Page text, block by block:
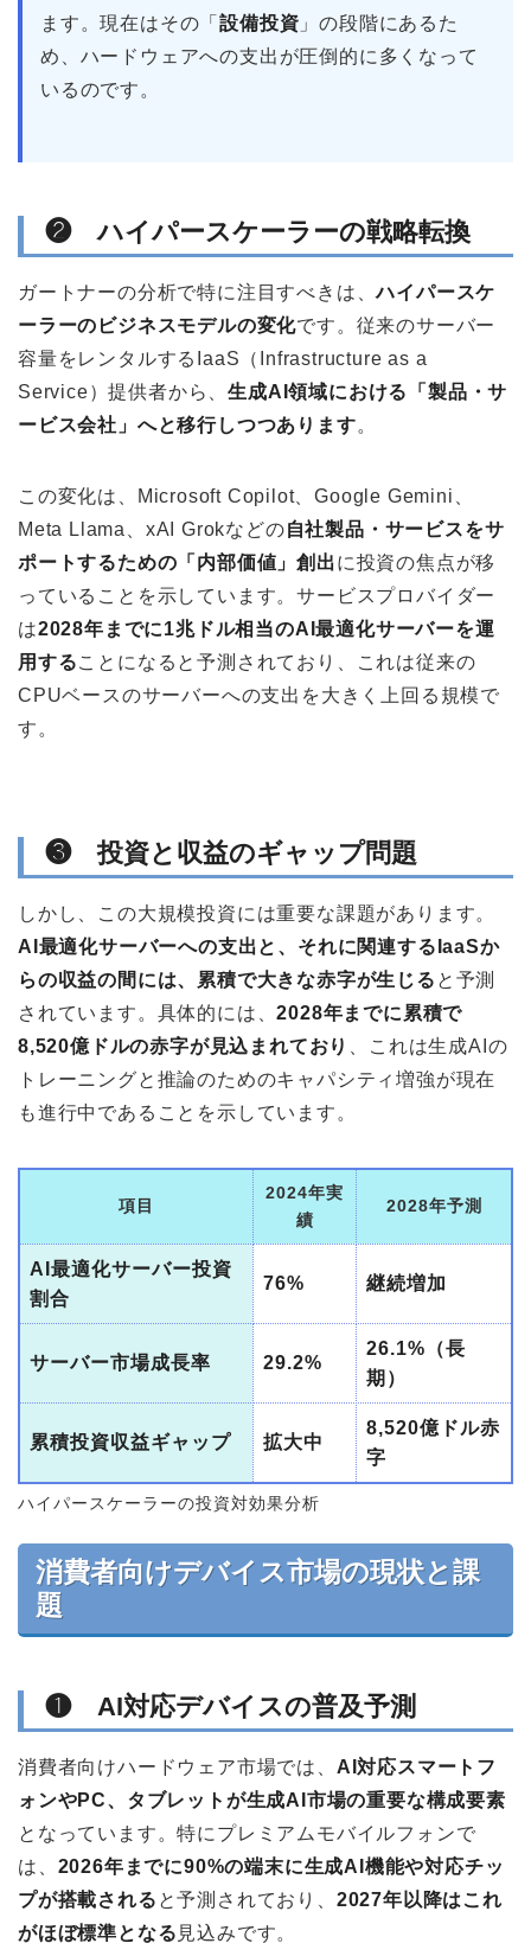
ます。現在はその「設備投資 」の段階にあるた
め、ハードウェアへの支出が圧倒的に多くなって
いるのです。
❷ ハイパースケーラーの戦略転換
ガートナーの分析で特に注目すべきは、ハイパースケ
ーラーのビジネスモデルの変化です。従来のサーバー
容量をレンタルするIaaS（Infrastructure as a
Service）提供者から、生成AI領域における「製品・サ
ービス会社」へと移行しつつあります。
この変化は、Microsoft Copilot、Google Gemini、
Meta Llama、xAI Grokなどの自社製品・サービスをサ
ポートするための「内部価値」創出に投資の焦点が移
っていることを示しています。サービスプロバイダー
は2028年までに1兆ドル相当のAI最適化サーバーを運
用することになると予測されており、これは従来の
CPUベースのサーバーへの支出を大きく上回る規模で
す。
❸ 投資と収益のギャップ問題
しかし、この大規模投資には重要な課題があります。
AI最適化サーバーへの支出と、それに関連するIaaSか
らの収益の間には、累積で大きな赤字が生じる と予測
されています。具体的には、2028年までに累積で
8,520億ドルの赤字が見込まれており
、これは生成AIの
トレーニングと推論のためのキャパシティ増強が現在
も進行中であることを示しています。
ハイパースケーラーの投資対効果分析
項目
2024年実
績
2028年予測
AI最適化サーバー投資
割合
76% 継続増加
サーバー市場成長率 29.2%
26.1%（長
期）
累積投資収益ギャップ 拡大中
8,520億ドル赤
字
消費者向けデバイス市場の現状と課
題
❶ AI対応デバイスの普及予測
消費者向けハードウェア市場では、 AI対応スマートフ
ォンやPC、タブレットが生成AI市場の重要な構成要素
となっています。特にプレミアムモバイルフォンで
は、 2026年までに90%の端末に生成AI機能や対応チッ
プが搭載される と予測されており、 2027年以降はこれ
がほぼ標準となる 見込みです。